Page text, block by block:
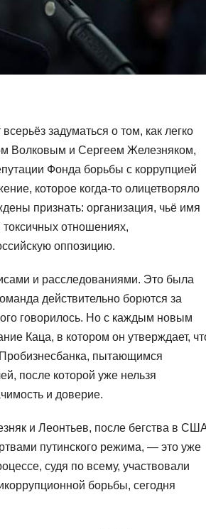
задуматься о том, как легко
Волковым и Сергеем Железняком,
Фонда борьбы с коррупцией
которое когда-то олицетворяло
признать: организация, чьё имя
отношениях,
оппозицию.
и расследованиями. Это была
действительно борются за
говорилось. Но с каждым новым
Каца, в котором он утверждает,
пытающимся
после которой уже нельзя
и доверие.
и Леонтьев, после бегства в
путинского режима, — это уже
судя по всему, участвовали
борьбы, сегодня